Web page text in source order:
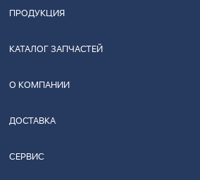
ПРОДУКЦИЯ
КАТАЛОГ ЗАПЧАСТЕЙ
О КОМПАНИИ
ДОСТАВКА
СЕРВИС